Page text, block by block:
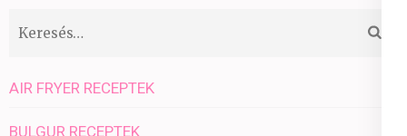
Keresés:
AIR FRYER RECEPTEK
BULGUR RECEPTEK